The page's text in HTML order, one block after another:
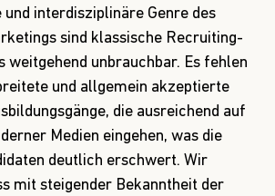
und interdisziplinäre Genre des
sind klassische Recruiting-
weitgehend unbrauchbar. Es fehlen
und allgemein akzeptierte
die ausreichend auf
Medien eingehen, was die
deutlich erschwert. Wir
mit steigender Bekanntheit der